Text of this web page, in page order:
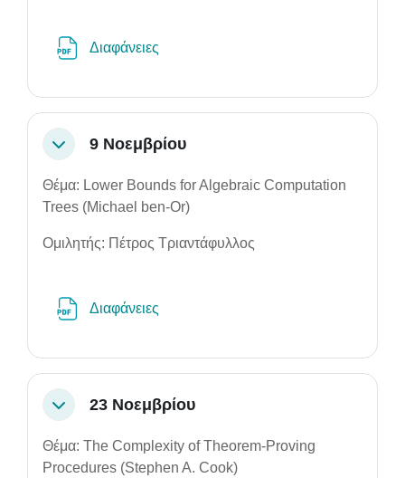
Διαφάνειες
Σύμπτυξη9 Νοεμβρίου
Θέμα: Lower Bounds for Algebraic Computation
Trees (Michael ben-Or)
Ομιλητής: Πέτρος Τριαντάφυλλος
Διαφάνειες
Σύμπτυξη23 Νοεμβρίου
Θέμα: The Complexity of Theorem-Proving
Procedures (Stephen A. Cook)